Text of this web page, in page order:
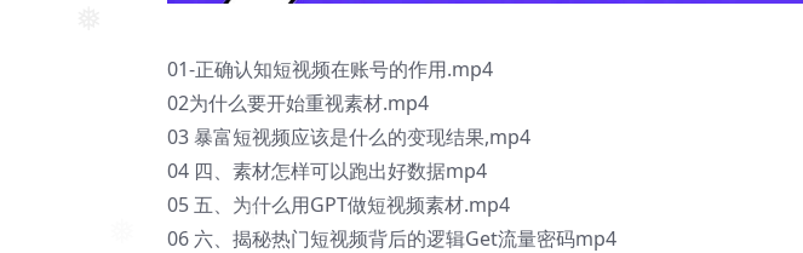
01-正确认知短视频在账号的作用.mp4
02为什么要开始重视素材.mp4
03 暴富短视频应该是什么的变现结果,mp4
04 四、素材怎样可以跑出好数据mp4
05 五、为什么用GPT做短视频素材.mp4
06 六、揭秘热门短视频背后的逻辑Get流量密码mp4